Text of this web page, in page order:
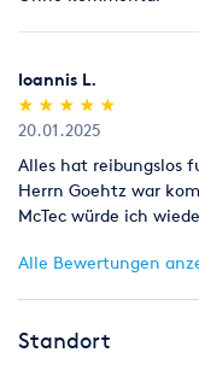
Ioannis L.
(*)
★
★
(*) ★
★
(*) ★
★
(*) ★
★
(*) ★
★
20.01.2025
Alles hat reibungslos
Herrn Goehtz war
McTec würde ich
Alle Bewertungen
Standort